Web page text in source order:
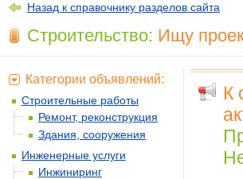
Назад к справочнику разделов сайта
Строительство: Ищу
К
Категории объявлений:
Строительные работы
Ремонт, реконструкция
Здания, сооружения
Инженерные услуги
Инжиниринг